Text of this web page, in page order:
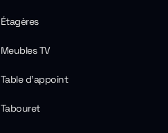
Étagères
Meubles TV
Table d'appoint
Tabouret